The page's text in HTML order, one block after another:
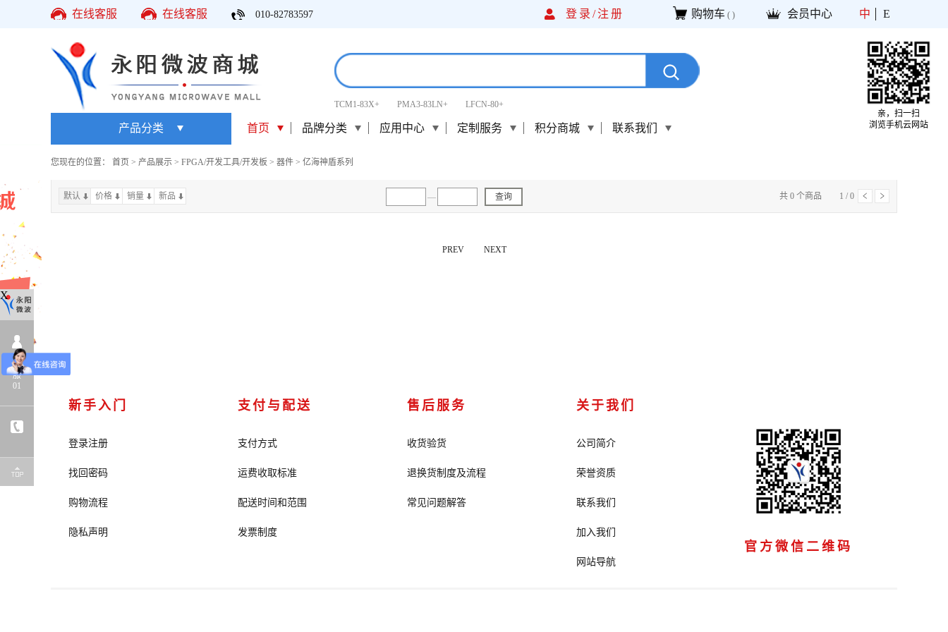
在线客服 在线客服 010-82783597 登录/注册 购物车 ( ) 会员中心 中 E
TCM1-83X+ PMA3-83LN+ LFCN-80+
产品分类 首页 品牌分类 应用中心 定制服务 积分商城 联系我们
您现在的位置： 首页 > 产品展示 > FPGA/开发工具/开发板 > 器件 > 亿海神盾系列
默认 价格 销量 新品 — 查询 共 0 个商品 1 / 0
上一页下一页
PREV NEXT
新手入门
登录注册
找回密码
购物流程
隐私声明
支付与配送
支付方式
运费收取标准
配送时间和范围
发票制度
售后服务
收货验货
退换货制度及流程
常见问题解答
关于我们
公司简介
荣誉资质
联系我们
加入我们
网站导航
官方微信二维码
X
客
服
01
亲，扫一扫
浏览手机云网站